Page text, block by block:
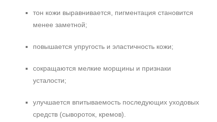
тон кожи выравнивается, пигментация становится
менее заметной;
повышается упругость и эластичность кожи;
сокращаются мелкие морщины и признаки
усталости;
улучшается впитываемость последующих уходовых
средств (сывороток, кремов).